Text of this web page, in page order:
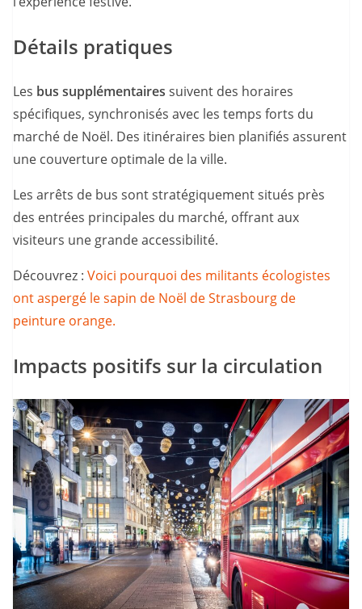
Détails pratiques
Les bus supplémentaires suivent des horaires
spécifiques, synchronisés avec les temps forts du
marché de Noël. Des itinéraires bien planifiés assurent
une couverture optimale de la ville.
Les arrêts de bus sont stratégiquement situés près
des entrées principales du marché, offrant aux
visiteurs une grande accessibilité.
Découvrez : Voici pourquoi des militants écologistes
ont aspergé le sapin de Noël de Strasbourg de
peinture orange.
Impacts positifs sur la circulation